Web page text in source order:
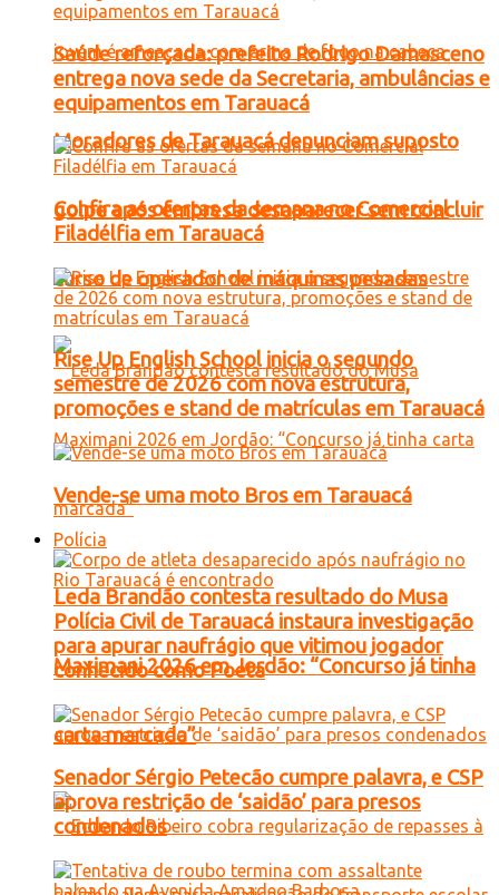
Moradores de Tarauacá denunciam suposto
golpe após empresa desaparecer sem concluir
curso de operador de máquinas pesadas
Leda Brandão contesta resultado do Musa
Maximani 2026 em Jordão: “Concurso já tinha
carta marcada”
Saúde reforçada: prefeito Rodrigo Damasceno
entrega nova sede da Secretaria, ambulâncias e
equipamentos em Tarauacá
Confira as ofertas da semana no Comercial
Filadélfia em Tarauacá
Rise Up English School inicia o segundo
semestre de 2026 com nova estrutura,
promoções e stand de matrículas em Tarauacá
Vende-se uma moto Bros em Tarauacá
Polícia
Polícia Civil de Tarauacá instaura investigação
para apurar naufrágio que vitimou jogador
conhecido como Poeta
Senador Sérgio Petecão cumpre palavra, e CSP
aprova restrição de ‘saidão’ para presos
condenados